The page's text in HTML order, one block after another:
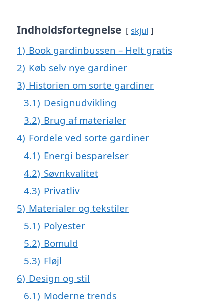
Indholdsfortegnelse skjul
1) Book gardinbussen – Helt gratis
2) Køb selv nye gardiner
3) Historien om sorte gardiner
3.1) Designudvikling
3.2) Brug af materialer
4) Fordele ved sorte gardiner
4.1) Energi besparelser
4.2) Søvnkvalitet
4.3) Privatliv
5) Materialer og tekstiler
5.1) Polyester
5.2) Bomuld
5.3) Fløjl
6) Design og stil
6.1) Moderne trends